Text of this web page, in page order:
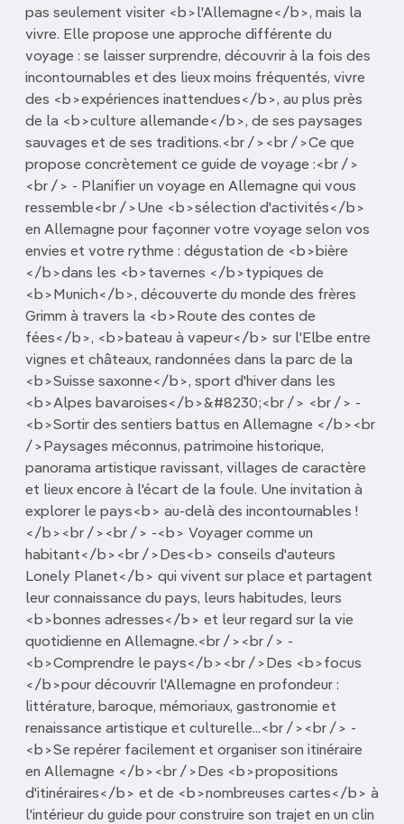
pas seulement visiter <b>l'Allemagne</b>, mais la
vivre. Elle propose une approche différente du
voyage : se laisser surprendre, découvrir à la fois des
incontournables et des lieux moins fréquentés, vivre
des <b>expériences inattendues</b>, au plus près
de la <b>culture allemande</b>, de ses paysages
sauvages et de ses traditions.<br /><br />Ce que
propose concrètement ce guide de voyage :<br />
<br /> - Planifier un voyage en Allemagne qui vous
ressemble<br />Une <b>sélection d'activités</b>
en Allemagne pour façonner votre voyage selon vos
envies et votre rythme : dégustation de <b>bière
</b>dans les <b>tavernes </b>typiques de
<b>Munich</b>, découverte du monde des frères
Grimm à travers la <b>Route des contes de
fées</b>, <b>bateau à vapeur</b> sur l'Elbe entre
vignes et châteaux, randonnées dans la parc de la
<b>Suisse saxonne</b>, sport d'hiver dans les
<b>Alpes bavaroises</b>&#8230;<br /> <br /> -
<b>Sortir des sentiers battus en Allemagne </b><br
/>Paysages méconnus, patrimoine historique,
panorama artistique ravissant, villages de caractère
et lieux encore à l'écart de la foule. Une invitation à
explorer le pays<b> au-delà des incontournables !
</b><br /><br /> -<b> Voyager comme un
habitant</b><br />Des<b> conseils d'auteurs
Lonely Planet</b> qui vivent sur place et partagent
leur connaissance du pays, leurs habitudes, leurs
<b>bonnes adresses</b> et leur regard sur la vie
quotidienne en Allemagne.<br /><br /> -
<b>Comprendre le pays</b><br />Des <b>focus
</b>pour découvrir l'Allemagne en profondeur :
littérature, baroque, mémoriaux, gastronomie et
renaissance artistique et culturelle...<br /><br /> -
<b>Se repérer facilement et organiser son itinéraire
en Allemagne </b><br />Des <b>propositions
d'itinéraires</b> et de <b>nombreuses cartes</b> à
l'intérieur du guide pour construire son trajet en un clin